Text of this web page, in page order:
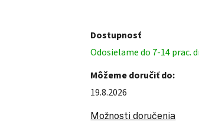
Dostupnosť
Odosielame do 7-14 prac.
Môžeme doručiť do:
19.8.2026
Možnosti doručenia